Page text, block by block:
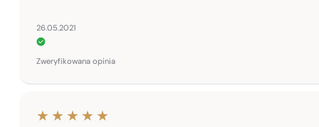
26.05.2021
Zweryfikowana opinia